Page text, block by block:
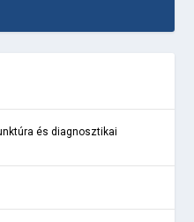
és diagnosztikai